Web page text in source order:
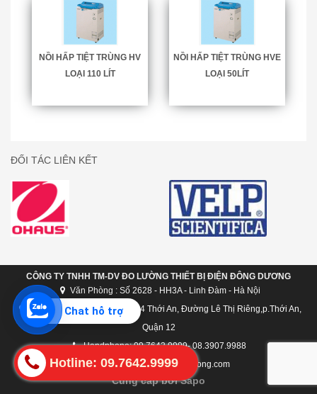
NỒI HẤP TIỆT TRÙNG HV
LOẠI 110 LÍT
NỒI HẤP TIỆT TRÙNG HVE
LOẠI 50LÍT
ĐỐI TÁC LIÊN KẾT
CÔNG TY TNHH TM-DV ĐO LƯỜNG THIẾT BỊ ĐIỆN ĐÔNG DƯƠNG
Văn Phòng : Số 2628 - HH3A - Linh Đàm - Hà Nội
Chi nhánh Hồ Chí Minh: C124 Thới An, Đường Lê Thị Riêng,p.Thới An,
Quận 12
Handphone: 09.7642.9999- 08.3907.9988
dongduong@candongduong.com
Cung cấp bởi Sapo
Hotline: 09.7642.9999
Chat hỗ trợ